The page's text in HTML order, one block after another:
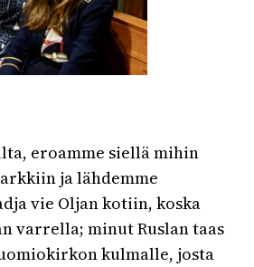
eroamme siellä mihin
ja lähdemme
vie Oljan kotiin, koska
varrella; minut Ruslan taas
kulmalle, josta